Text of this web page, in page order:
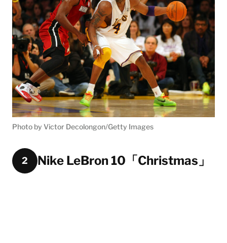
Photo by Victor Decolongon/Getty Images
2 Nike LeBron 10「Christmas」